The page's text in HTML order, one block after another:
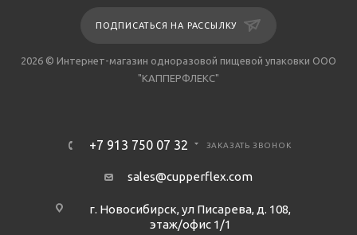
ПОДПИСАТЬСЯ НА РАССЫЛКУ
2026 © Интернет-магазин одноразовой пищевой упаковки ООО
"КАППЕРФЛЕКС"
+7 913 750 07 32 ЗАКАЗАТЬ ЗВОНОК
sales@cupperflex.com
г. Новосибирск, ул Писарева, д. 108,
этаж/офис 1/1